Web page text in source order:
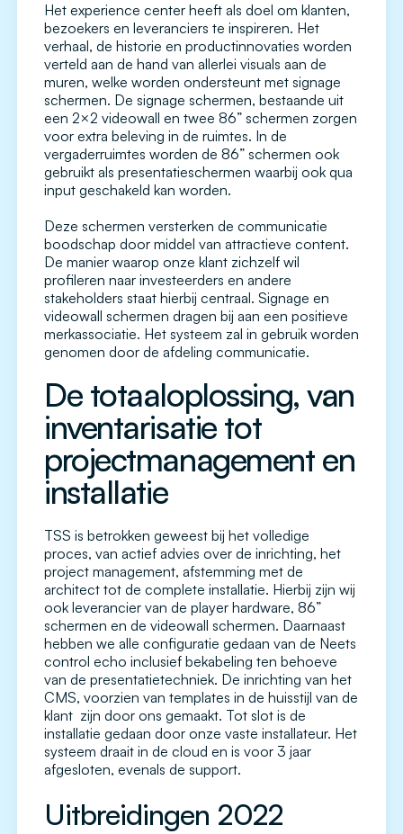
Het experience center heeft als doel om klanten,
bezoekers en leveranciers te inspireren. Het
verhaal, de historie en productinnovaties worden
verteld aan de hand van allerlei visuals aan de
muren, welke worden ondersteunt met signage
schermen. De signage schermen, bestaande uit
een 2×2 videowall en twee 86” schermen zorgen
voor extra beleving in de ruimtes. In de
vergaderruimtes worden de 86” schermen ook
gebruikt als presentatieschermen waarbij ook qua
input geschakeld kan worden.
Deze schermen versterken de communicatie
boodschap door middel van attractieve content.
De manier waarop onze klant zichzelf wil
profileren naar investeerders en andere
stakeholders staat hierbij centraal. Signage en
videowall schermen dragen bij aan een positieve
merkassociatie. Het systeem zal in gebruik worden
genomen door de afdeling communicatie.
De totaaloplossing, van
inventarisatie tot
projectmanagement en
installatie
TSS is betrokken geweest bij het volledige
proces, van actief advies over de inrichting, het
project management, afstemming met de
architect tot de complete installatie. Hierbij zijn wij
ook leverancier van de player hardware, 86”
schermen en de videowall schermen. Daarnaast
hebben we alle configuratie gedaan van de Neets
control echo inclusief bekabeling ten behoeve
van de presentatietechniek. De inrichting van het
CMS, voorzien van templates in de huisstijl van de
klant zijn door ons gemaakt. Tot slot is de
installatie gedaan door onze vaste installateur. Het
systeem draait in de cloud en is voor 3 jaar
afgesloten, evenals de support.
Uitbreidingen 2022